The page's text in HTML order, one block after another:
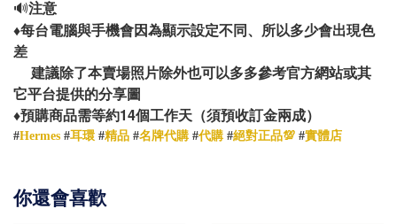
🔊注意
♦️每台電腦與手機會因為顯示設定不同、所以多少會出現色
差
建議除了本賣場照片除外也可以多多參考官方網站或其
它平台提供的分享圖
♦️預購商品需等約14個工作天（須預收訂金兩成）
#Hermes #耳環 #精品 #名牌代購 #代購 #絕對正品💯 #實體店
你還會喜歡